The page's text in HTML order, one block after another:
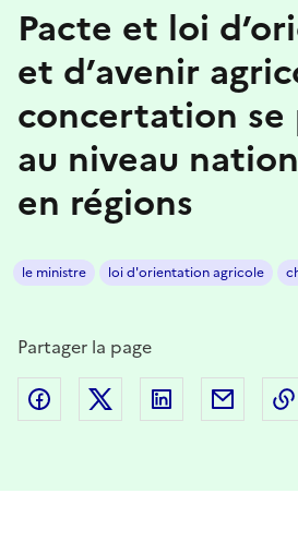
Pacte et loi
et d’avenir
concertation
au niveau
en régions
le ministre loi d'orientation agricole
Partager la page
Partager sur Facebook
Partager sur Twitter
Partager sur